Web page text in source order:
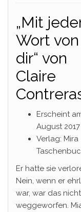
„Mit
Wort von
dir“ von
Claire
Erscheint
August 2017
Verlag: Mira
Er hatte sie
Nein, wenn er
war, war das
weggeworfen.